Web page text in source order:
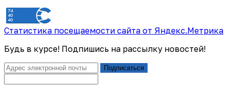
Статистика посещаемости сайта от Яндекс.Метрика
Будь в курсе! Подпишись на рассылку новостей!
Подписаться